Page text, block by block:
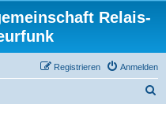
Relais-
Anmelden
Registrieren